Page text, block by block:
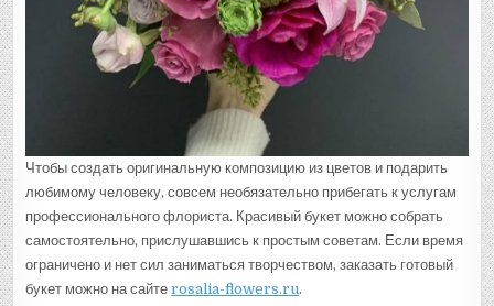
Чтобы создать оригинальную композицию из цветов и подарить
любимому человеку, совсем необязательно прибегать к услугам
профессионального флориста. Красивый букет можно собрать
самостоятельно, прислушавшись к простым советам. Если время
ограничено и нет сил заниматься творчеством, заказать готовый
букет можно на сайтеrosalia-flowers.ru.